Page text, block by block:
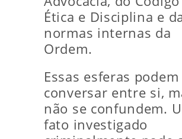
Ética e Disciplina e
normas internas da
Ordem.
Essas esferas podem
conversar entre si,
não se confundem.
fato investigado